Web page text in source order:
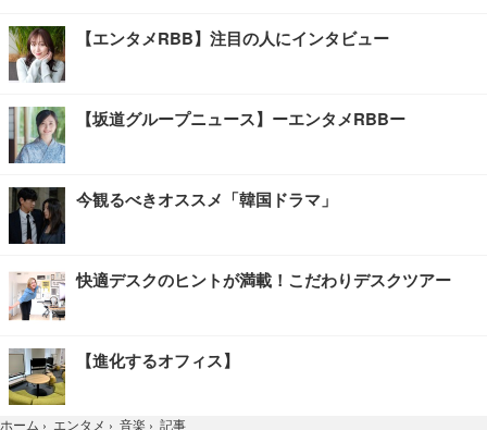
【エンタメRBB】注目の人にインタビュー
【坂道グループニュース】ーエンタメRBBー
今観るべきオススメ「韓国ドラマ」
快適デスクのヒントが満載！こだわりデスクツアー
【進化するオフィス】
ホーム › エンタメ › 音楽 › 記事